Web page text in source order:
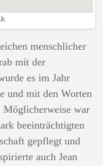
menschlicher
mit der
es im Jahr
und mit den Worten
Möglicherweise war
beeinträchtigten
gepflegt und
auch Jean